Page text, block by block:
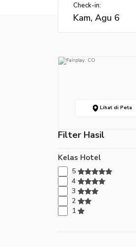
Check-in:
Lihat di Peta
Filter Hasil
Kelas Hotel
5
4
3
2
1